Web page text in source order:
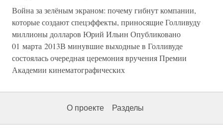
Война за зелёным экраном: почему гибнут компании,
которые создают спецэффекты, приносящие Голливуду
миллионы долларов Юрий Ильин Опубликовано
01 марта 2013В минувшие выходные в Голливуде
состоялась очередная церемония вручения Премии
Академии кинематографических
О проекте Разделы